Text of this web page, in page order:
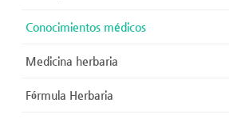
Conocimientos médicos
Medicina herbaria
Fórmula Herbaria